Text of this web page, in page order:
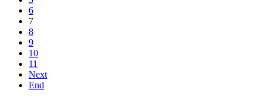
6
7
8
9
10
11
Next
End